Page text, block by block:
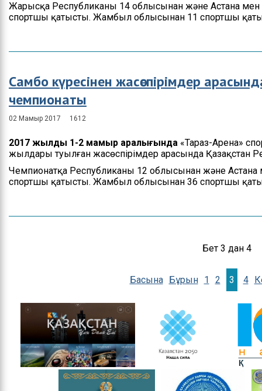
Жарысқа Республиканың 14 облысынан және Астана
спортшы қатысты. Жамбыл облысынан 11 спортшы
Самбо күресінен жасөспірімдер
чемпионаты
02 Мамыр 2017 1612
2017 жылдың 1-2 мамыр аралығында «Тараз-Арена»
жылдары туылған жасөспірімдер арасында Қазақстан
Чемпионатқа Республиканың 12 облысынан және
спортшы қатысты. Жамбыл облысынан 36 спортшы
Бет 3 дан 4
Басына Бұрын 1 2 3 4